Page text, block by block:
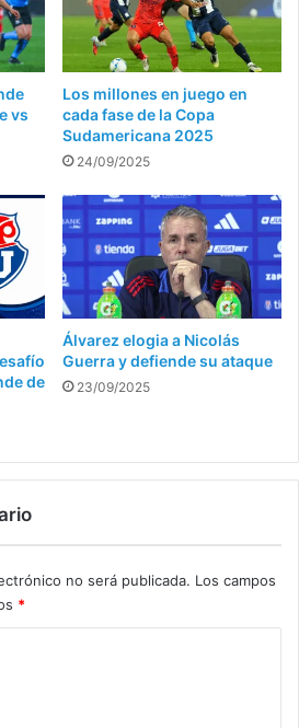
vs
Los millones en juego en
cada fase de la Copa
Sudamericana 2025
24/09/2025
de
Álvarez elogia a Nicolás
Guerra y defiende su ataque
23/09/2025
no será publicada. Los campos
*